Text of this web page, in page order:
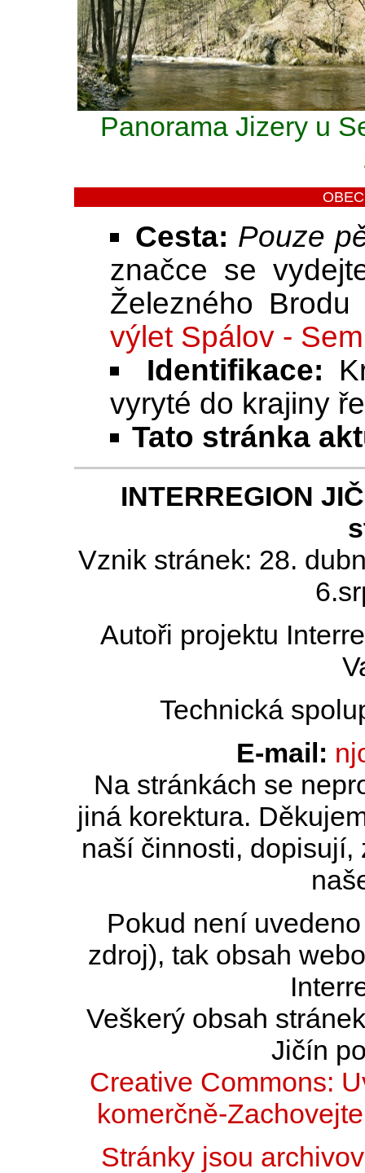
Panorama Jizery u
Cesta: Pouze
značce se
Železného
výlet Spálov -
Identifikace:
vyryté do krajiny
Tato stránka
INTERREGION
Vznik stránek: 28.
Autoři projektu
Technická
E-mail:
Na stránkách se
jiná korektura.
naší činnosti,
Pokud není
zdroj), tak obsah
Veškerý obsah
Jičín
Creative Commons:
komerčně-
Stránky jsou